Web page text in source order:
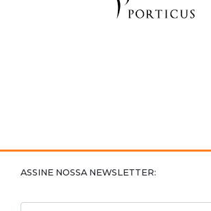
ASSINE NOSSA NEWSLETTER: